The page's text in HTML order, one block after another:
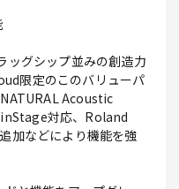
グシップ並みの創造力
限定のこのバリューパ
Acoustic
対応、Roland
加などにより機能を強